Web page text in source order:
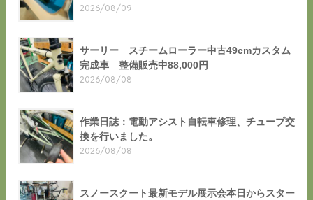
2026/08/09
サーリー スチームローラー中古49cmカスタム
完成車 整備販売中88,000円
2026/08/08
作業日誌：電動アシスト自転車修理、チューブ交
換を行いました。
2026/08/08
スノースクート最新モデル展示会本日からスター